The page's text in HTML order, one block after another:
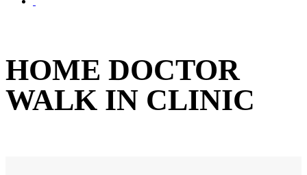
HOME DOCTOR
WALK IN CLINIC